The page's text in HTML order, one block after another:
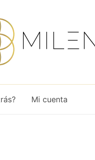
Mi cuenta